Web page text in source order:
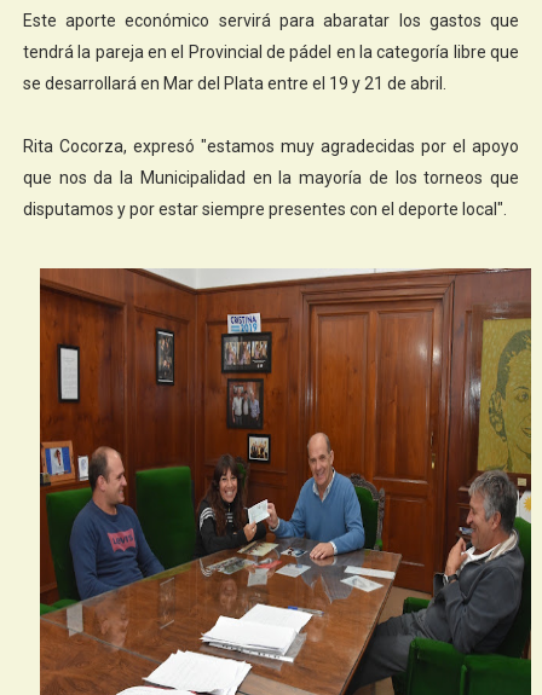
Este aporte económico servirá para abaratar los gastos que
tendrá la pareja en el Provincial de pádel en la categoría libre que
se desarrollará en Mar del Plata entre el 19 y 21 de abril.
Rita Cocorza, expresó "estamos muy agradecidas por el apoyo
que nos da la Municipalidad en la mayoría de los torneos que
disputamos y por estar siempre presentes con el deporte local".